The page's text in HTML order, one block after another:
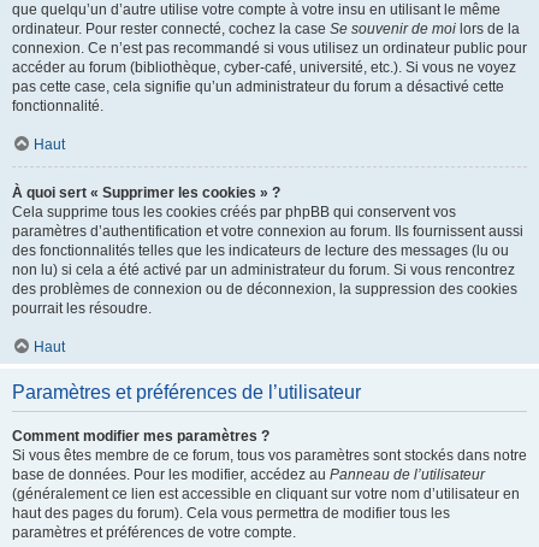
que quelqu’un d’autre utilise votre compte à votre insu en utilisant le même
ordinateur. Pour rester connecté, cochez la case Se souvenir de moi lors de la
connexion. Ce n’est pas recommandé si vous utilisez un ordinateur public pour
accéder au forum (bibliothèque, cyber-café, université, etc.). Si vous ne voyez
pas cette case, cela signifie qu’un administrateur du forum a désactivé cette
fonctionnalité.
Haut
À quoi sert « Supprimer les cookies » ?
Cela supprime tous les cookies créés par phpBB qui conservent vos
paramètres d’authentification et votre connexion au forum. Ils fournissent aussi
des fonctionnalités telles que les indicateurs de lecture des messages (lu ou
non lu) si cela a été activé par un administrateur du forum. Si vous rencontrez
des problèmes de connexion ou de déconnexion, la suppression des cookies
pourrait les résoudre.
Haut
Paramètres et préférences de l’utilisateur
Comment modifier mes paramètres ?
Si vous êtes membre de ce forum, tous vos paramètres sont stockés dans notre
base de données. Pour les modifier, accédez au Panneau de l’utilisateur
(généralement ce lien est accessible en cliquant sur votre nom d’utilisateur en
haut des pages du forum). Cela vous permettra de modifier tous les
paramètres et préférences de votre compte.